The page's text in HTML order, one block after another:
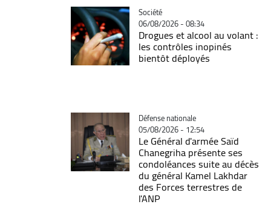
Catégorie
Société
06/08/2026 - 08:34
Drogues et alcool au volant :
les contrôles inopinés
bientôt déployés
Catégorie
Défense nationale
05/08/2026 - 12:54
Le Général d'armée Saïd
Chanegriha présente ses
condoléances suite au décès
du général Kamel Lakhdar
des Forces terrestres de
l'ANP